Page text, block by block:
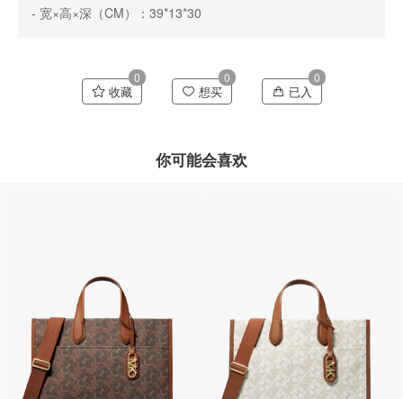
- 宽×高×深（CM）：39*13*30
收藏
0
想买
0
已入
0
你可能会喜欢